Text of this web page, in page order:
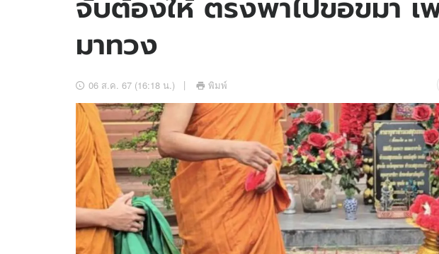
ข่าวเศรษฐกิจ
อัปเดตจีน
รถ
เที่
ดาวน์โหลดสนุกแอปฟรี ติดตามสนุกโซเชียลได้ที่
สงวนลิขสิทธิ์ ©2569บริษัท อิมเมจ ฟิวเจอร์ (ประเทศไทย) จำกัด
มาทวง
06 ส.ค. 67 (16:18 น.) พิมพ์